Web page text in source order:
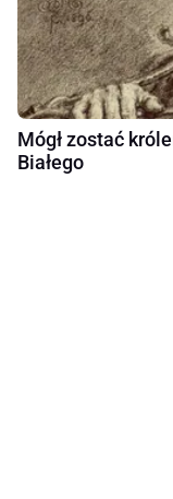
Mógł zostać
Białego